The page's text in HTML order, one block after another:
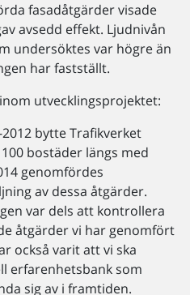
fasadåtgärder visade
avsedd effekt. Ljudnivån
undersöktes var högre än
har fastställt.
utvecklingsprojektet:
bytte Trafikverket
bostäder längs med
genomfördes
av dessa åtgärder.
var dels att kontrollera
åtgärder vi har genomfört
också varit att vi ska
erfarenhetsbank som
sig av i framtiden.